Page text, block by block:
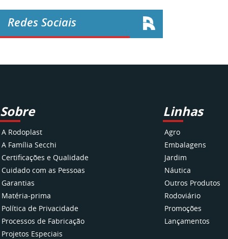
Redes Sociais
Sobre
A Rodoplast
A Família Secchi
Certificações e Qualidade
Cuidado com as Pessoas
Garantias
Matéria-prima
Política de Privacidade
Processos de Fabricação
Projetos Especiais
Linhas
Agro
Embalagens
Jardim
Náutica
Outros Produtos
Rodoviário
Promoções
Lançamentos